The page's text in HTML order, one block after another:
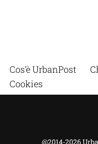
Cos’è UrbanPost
Cookies
@2014-2026